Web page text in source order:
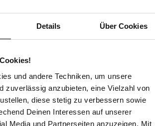
Details Über Cookies
und andere Techniken, um unsere
zuverlässig anzubieten, eine Vielzahl von
diese stetig zu verbessern sowie
Deinen Interessen auf unserer
Media und Partnerseiten anzuzeigen. Mit
220-240 V ~ / 50 Hz
1850 - 2400 W
Dezibel: 64,4 dB
Weiß-Grau marmoriert (individuelle
möglich)